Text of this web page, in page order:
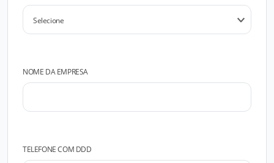
NOME DA EMPRESA
TELEFONE COM DDD